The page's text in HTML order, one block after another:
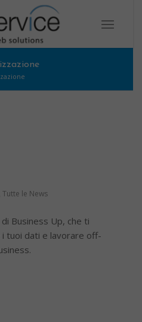
,Tutte le News
Business Up, che ti
tuoi dati e lavorare off-